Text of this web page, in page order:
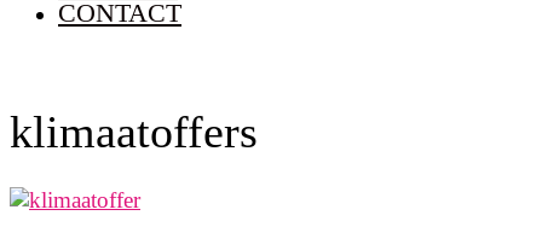
CONTACT
klimaatoffers